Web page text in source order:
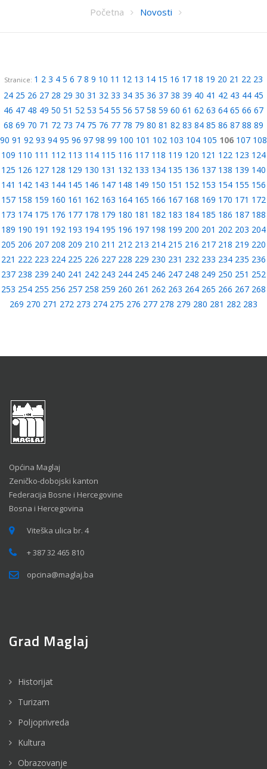
Početna Novosti
Stranice: 1 2 3 4 5 6 7 8 9 10 11 12 13 14 15 16 17 18 19 20 21 22 23
24 25 26 27 28 29 30 31 32 33 34 35 36 37 38 39 40 41 42 43 44 45
46 47 48 49 50 51 52 53 54 55 56 57 58 59 60 61 62 63 64 65 66 67
68 69 70 71 72 73 74 75 76 77 78 79 80 81 82 83 84 85 86 87 88 89
90 91 92 93 94 95 96 97 98 99 100 101 102 103 104 105 106 107 108
109 110 111 112 113 114 115 116 117 118 119 120 121 122 123 124
125 126 127 128 129 130 131 132 133 134 135 136 137 138 139 140
141 142 143 144 145 146 147 148 149 150 151 152 153 154 155 156
157 158 159 160 161 162 163 164 165 166 167 168 169 170 171 172
173 174 175 176 177 178 179 180 181 182 183 184 185 186 187 188
189 190 191 192 193 194 195 196 197 198 199 200 201 202 203 204
205 206 207 208 209 210 211 212 213 214 215 216 217 218 219 220
221 222 223 224 225 226 227 228 229 230 231 232 233 234 235 236
237 238 239 240 241 242 243 244 245 246 247 248 249 250 251 252
253 254 255 256 257 258 259 260 261 262 263 264 265 266 267 268
269 270 271 272 273 274 275 276 277 278 279 280 281 282 283
Općina Maglaj
Zeničko-dobojski kanton
Federacija Bosne i Hercegovine
Bosna i Hercegovina
Viteška ulica br. 4
+ 387 32 465 810
opcina@maglaj.ba
Grad Maglaj
Historijat
Turizam
Poljoprivreda
Kultura
Obrazovanje